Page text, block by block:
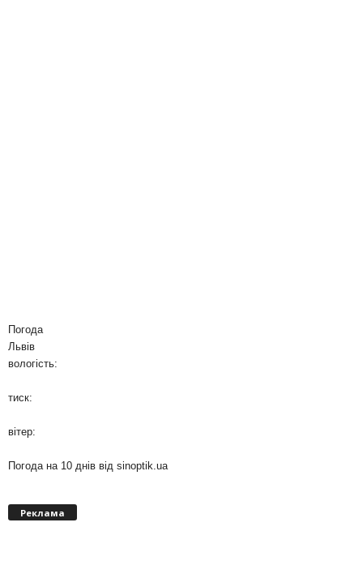
Погода
Львів
вологість:
тиск:
вітер:
Погода на 10 днів від sinoptik.ua
Реклама